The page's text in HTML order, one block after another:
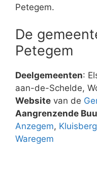
Petegem.
De
Petegem
Deelgemeenten:
aan-de-Schelde,
Website van de
Aangrenzende
Anzegem,
Waregem